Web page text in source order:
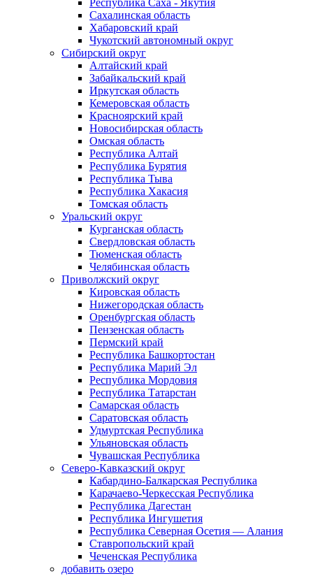
Республика Саха - Якутия
Сахалинская область
Хабаровский край
Чукотский автономный округ
Сибирский округ
Алтайский край
Забайкальский край
Иркутская область
Кемеровская область
Красноярский край
Новосибирская область
Омская область
Республика Алтай
Республика Бурятия
Республика Тыва
Республика Хакасия
Томская область
Уральский округ
Курганская область
Свердловская область
Тюменская область
Челябинская область
Приволжский округ
Кировская область
Нижегородская область
Оренбургская область
Пензенская область
Пермский край
Республика Башкортостан
Республика Марий Эл
Республика Мордовия
Республика Татарстан
Самарская область
Саратовская область
Удмуртская Республика
Ульяновская область
Чувашская Республика
Северо-Кавказский округ
Кабардино-Балкарская Республика
Карачаево-Черкесская Республика
Республика Дагестан
Республика Ингушетия
Республика Северная Осетия — Алания
Ставропольский край
Чеченская Республика
добавить озеро